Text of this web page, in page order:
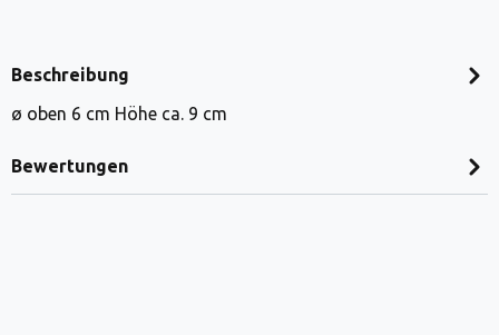
Beschreibung
ø oben 6 cm Höhe ca. 9 cm
Bewertungen